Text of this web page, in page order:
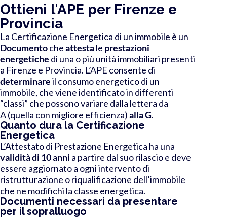
Ottieni l'APE per Firenze e
Provincia
La Certificazione Energetica di un immobile è un
Documentocheattestale prestazioni
energetiche di una o più unità immobiliari presenti
a Firenze e Provincia. L’APE consente di
determinareil consumo energetico di un
immobile, che viene identificato in differenti
“classi” che possono variare dalla lettera da
A(quella con migliore efficienza)alla G.
Quanto dura la Certificazione
Energetica
L’Attestato di Prestazione Energetica ha una
validità di 10 anni a partire dal suo rilascio e deve
essere aggiornato a ogni intervento di
ristrutturazione o riqualificazione dell’immobile
che ne modifichi la classe energetica.
Documenti necessari da presentare
per il sopralluogo